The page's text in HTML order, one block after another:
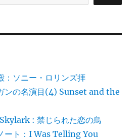
：ソニー・ロリンズ拝
ンの名演目(4) Sunset and the
: 禁じられた恋の鳥
ート：I Was Telling You